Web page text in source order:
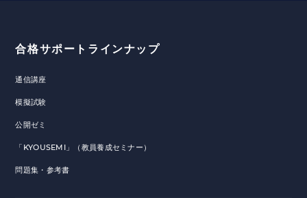
合格サポートラインナップ
通信講座
模擬試験
公開ゼミ
「KYOUSEMI」（教員養成セミナー）
問題集・参考書